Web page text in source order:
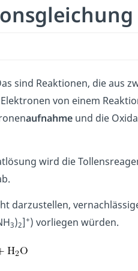
sind Reaktionen, die aus
von einem
aufnahme und die
wird die
darzustellen,
3)2]+) vorliegen würden.